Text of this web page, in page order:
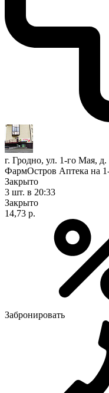
г. Гродно, ул. 1-го Мая,
ФармОстров Аптека на
Закрыто
3 шт. в 20:33
Закрыто
14,73 р.
Забронировать